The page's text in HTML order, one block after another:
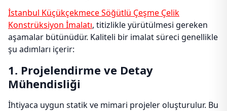
İstanbul Küçükçekmece Söğütlü Çeşme Çelik
Konstrüksiyon İmalatı, titizlikle yürütülmesi gereken
aşamalar bütünüdür. Kaliteli bir imalat süreci genellikle
şu adımları içerir:
1. Projelendirme ve Detay
Mühendisliği
İhtiyaca uygun statik ve mimari projeler oluşturulur. Bu